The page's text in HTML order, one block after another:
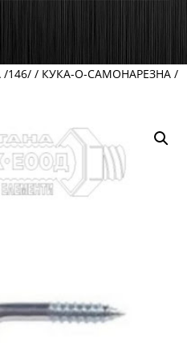
146/ / КУКА-О-САМОНАРЕЗНА /